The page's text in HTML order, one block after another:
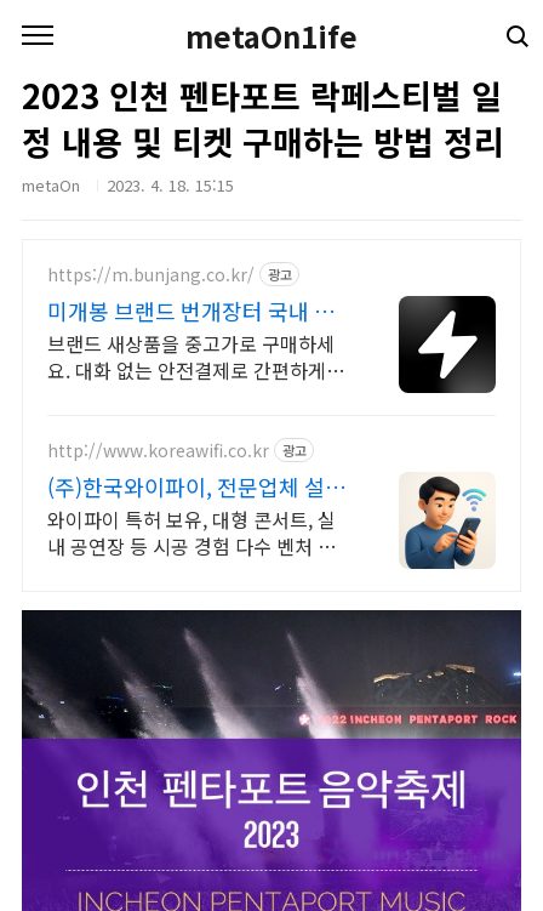
metaOn1ife
2023 인천 펜타포트 락페스티벌 일
정 내용 및 티켓 구매하는 방법 정리
metaOn 2023. 4. 18. 15:15
https://m.bunjang.co.kr/ 광고
미개봉 브랜드 번개장터 국내 최
대 브랜드 중고거래
브랜드 새상품을 중고가로 구매하세
요. 대화 없는 안전결제로 간편하게!
업로드
http://www.koreawifi.co.kr 광고
(주)한국와이파이, 전문업체 설계
및구축
와이파이 특허 보유, 대형 콘서트, 실
내 공연장 등 시공 경험 다수 벤처 기